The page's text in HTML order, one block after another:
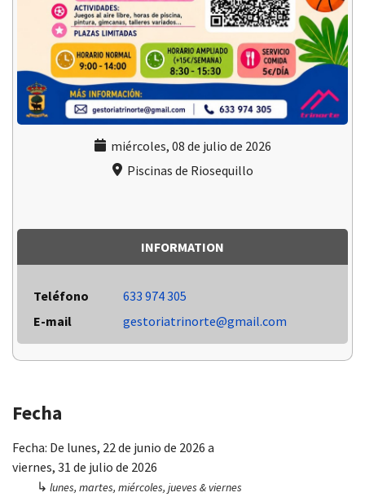
miércoles, 08 de julio de 2026
Piscinas de Riosequillo
INFORMATION
Teléfono
633 974 305
E-mail
gestoriatrinorte@gmail.com
Fecha
Fecha: De lunes, 22 de junio de 2026 a
viernes, 31 de julio de 2026
↳ lunes, martes, miércoles, jueves & viernes